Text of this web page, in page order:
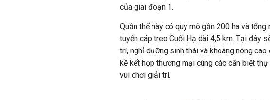
của giai đoạn 1.
Quần thể này có quy mô gần 200 ha và
tuyến cáp treo Cuối Hạ dài 4,5 km. Tại đây
trí, nghỉ dưỡng sinh thái và khoáng nóng
kề kết hợp thương mại cùng các căn biệt
vui chơi giải trí.